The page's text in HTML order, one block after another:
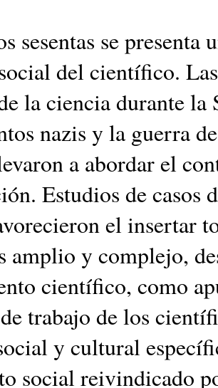
sesentas se
del científico.
la ciencia durante la
nazis y la guerra
a abordar el
Estudios de casos
el insertar
amplio y complejo,
científico, como
trabajo de los
y cultural
social reivindicado